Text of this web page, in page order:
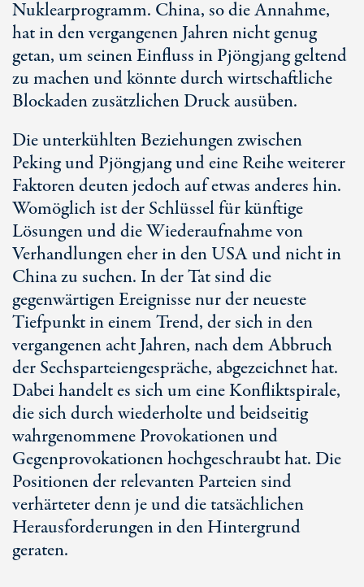
Nuklearprogramm. China, so die Annahme,
hat in den vergangenen Jahren nicht genug
getan, um seinen Einfluss in Pjöngjang geltend
zu machen und könnte durch wirtschaftliche
Blockaden zusätzlichen Druck ausüben.
Die unterkühlten Beziehungen zwischen
Peking und Pjöngjang und eine Reihe weiterer
Faktoren deuten jedoch auf etwas anderes hin.
Womöglich ist der Schlüssel für künftige
Lösungen und die Wiederaufnahme von
Verhandlungen eher in den USA und nicht in
China zu suchen. In der Tat sind die
gegenwärtigen Ereignisse nur der neueste
Tiefpunkt in einem Trend, der sich in den
vergangenen acht Jahren, nach dem Abbruch
der Sechsparteiengespräche, abgezeichnet hat.
Dabei handelt es sich um eine Konfliktspirale,
die sich durch wiederholte und beidseitig
wahrgenommene Provokationen und
Gegenprovokationen hochgeschraubt hat. Die
Positionen der relevanten Parteien sind
verhärteter denn je und die tatsächlichen
Herausforderungen in den Hintergrund
geraten.